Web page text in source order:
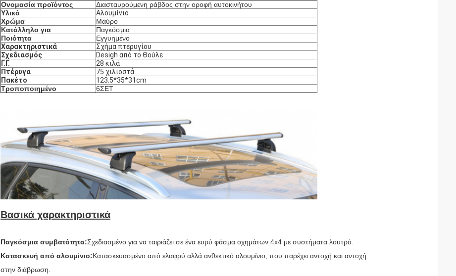
Ονομασία προϊόντος
Διασταυρούμενη ράβδος στην οροφή αυτοκινήτου
Υλικό
Αλουμίνιο
Χρώμα
Μαύρο
Κατάλληλο για
Παγκόσμια
Ποιότητα
Εγγυημένο
Χαρακτηριστικά
Σχήμα πτερυγίου
Σχεδιασμός
Desigh από το Θούλε
Γ.Γ.
28 κιλά
Πτέρυγα
75 χιλιοστά
Πακέτο
123.5*35*31cm
Τροποποιημένο
6ΣΕΤ
Βασικά χαρακτηριστικά
Παγκόσμια συμβατότητα:Σχεδιασμένο για να ταιριάζει σε ένα ευρύ φάσμα οχημάτων 4x4 με συστήματα λουτρό.
Κατασκευή από αλουμίνιο:Κατασκευασμένο από ελαφρύ αλλά ανθεκτικό αλουμίνιο, που παρέχει αντοχή και αντοχή
στην διάβρωση.